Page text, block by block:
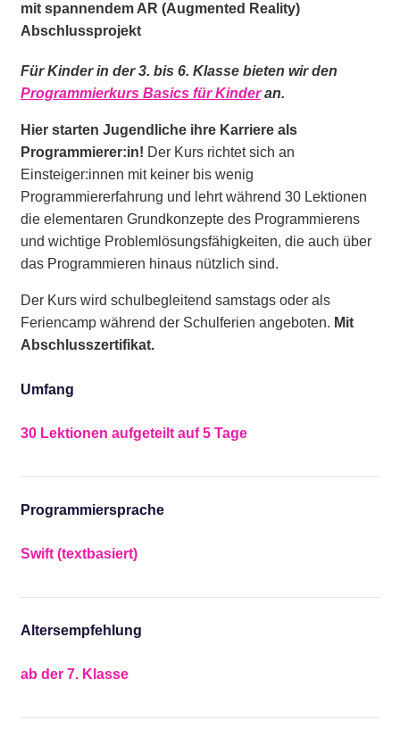
mit spannendem AR (Augmented Reality)
Abschlussprojekt
Für Kinder in der 3. bis 6. Klasse bieten wir den
Programmierkurs Basics für Kinderan.
Hier starten Jugendliche ihre Karriere als
Programmierer:in! Der Kurs richtet sich an
Einsteiger:innen mit keiner bis wenig
Programmiererfahrung und lehrt während 30 Lektionen
die elementaren Grundkonzepte des Programmierens
und wichtige Problemlösungsfähigkeiten, die auch über
das Programmieren hinaus nützlich sind.
Der Kurs wird schulbegleitend samstags oder als
Feriencamp während der Schulferien angeboten. Mit
Abschlusszertifikat.
Umfang
30 Lektionen aufgeteilt auf 5 Tage
Programmiersprache
Swift (textbasiert)
Altersempfehlung
ab der 7. Klasse